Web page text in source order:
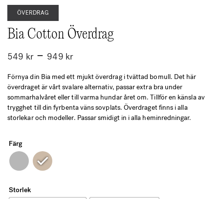
ÖVERDRAG
Bia Cotton Överdrag
549 kr – 949 krPrisintervall:
till
949 kr
Förnya din Bia med ett mjukt överdrag i tvättad bomull. Det här
överdraget är vårt svalare alternativ, passar extra bra under
sommarhalvåret eller till varma hundar året om. Tillför en känsla av
trygghet till din fyrbenta väns sovplats. Överdraget finns i alla
storlekar och modeller. Passar smidigt in i alla heminredningar.
Färg
Storlek